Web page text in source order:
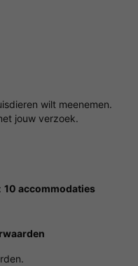
wilt meenemen.
jouw verzoek.
10 accommodaties